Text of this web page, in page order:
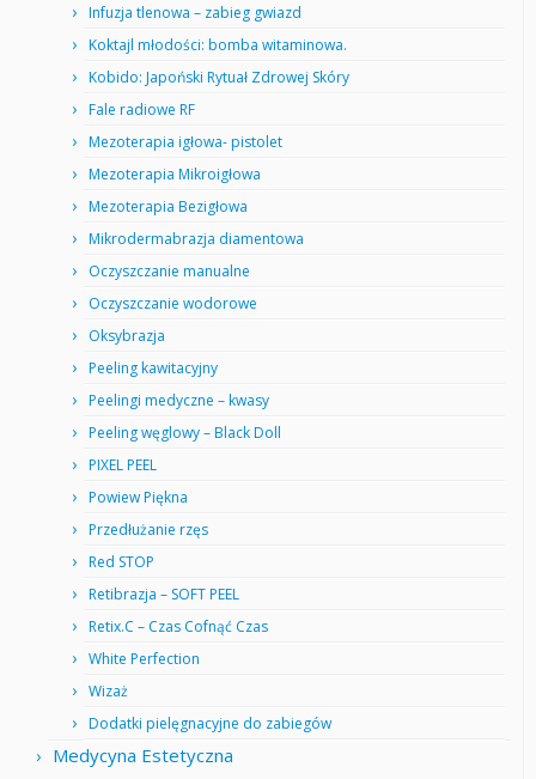
Infuzja tlenowa – zabieg gwiazd
Koktajl młodości: bomba witaminowa.
Kobido: Japoński Rytuał Zdrowej Skóry
Fale radiowe RF
Mezoterapia igłowa- pistolet
Mezoterapia Mikroigłowa
Mezoterapia Bezigłowa
Mikrodermabrazja diamentowa
Oczyszczanie manualne
Oczyszczanie wodorowe
Oksybrazja
Peeling kawitacyjny
Peelingi medyczne – kwasy
Peeling węglowy – Black Doll
PIXEL PEEL
Powiew Piękna
Przedłużanie rzęs
Red STOP
Retibrazja – SOFT PEEL
Retix.C – Czas Cofnąć Czas
White Perfection
Wizaż
Dodatki pielęgnacyjne do zabiegów
Medycyna Estetyczna